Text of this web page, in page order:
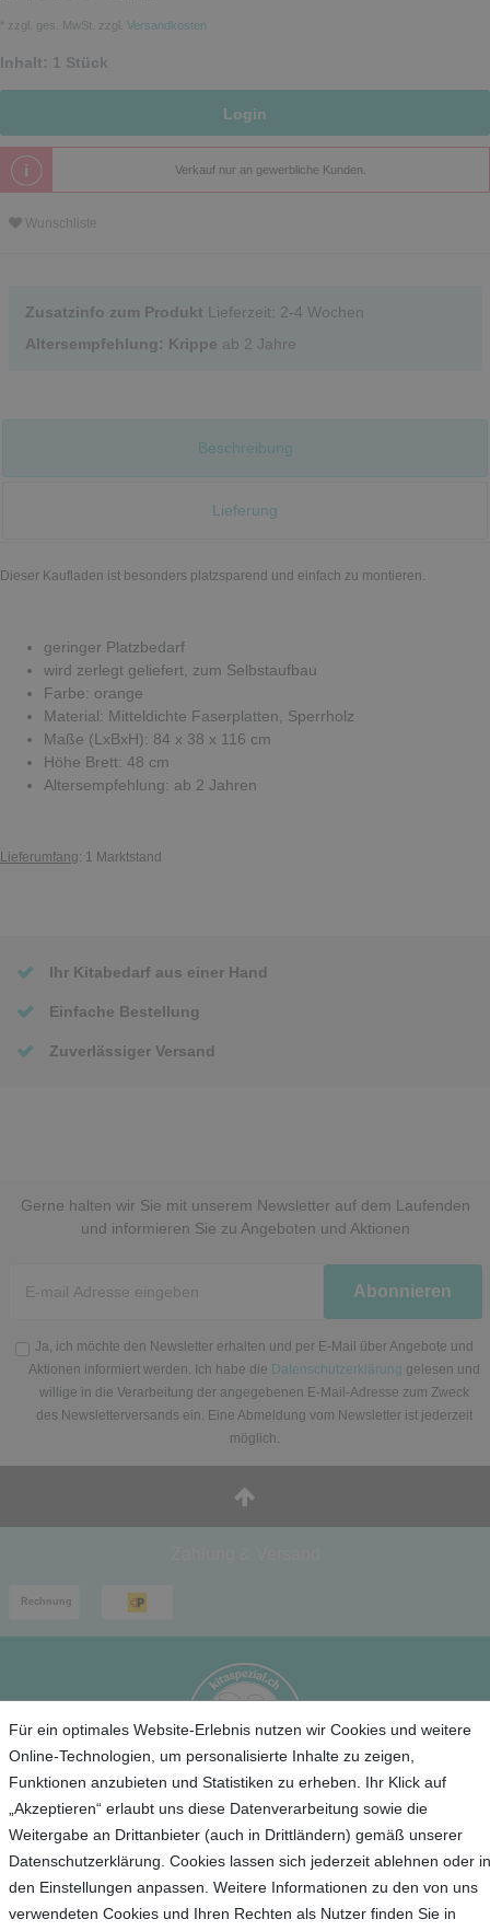
* zzgl. ges. MwSt. zzgl. Versandkosten
Inhalt: 1 Stück
Login
Verkauf nur an gewerbliche Kunden.
Wunschliste
Zusatzinfo zum Produkt Lieferzeit: 2-4 Wochen
Altersempfehlung: Krippe ab 2 Jahre
Beschreibung
Lieferung
Dieser Kaufladen ist besonders platzsparend und einfach zu montieren.
geringer Platzbedarf
wird zerlegt geliefert, zum Selbstaufbau
Farbe: orange
Material: Mitteldichte Faserplatten, Sperrholz
Maße (LxBxH): 84 x 38 x 116 cm
Höhe Brett: 48 cm
Altersempfehlung: ab 2 Jahren
Lieferumfang: 1 Marktstand
Ihr Kitabedarf aus einer Hand
Einfache Bestellung
Zuverlässiger Versand
Gerne halten wir Sie mit unserem Newsletter auf dem Laufenden
und informieren Sie zu Angeboten und Aktionen
Honig
Abonnieren
Ja, ich möchte den Newsletter erhalten und per E-Mail über Angebote und
Aktionen informiert werden. Ich habe die Datenschutzerklärung gelesen und
willige in die Verarbeitung der angegebenen E-Mail-Adresse zum Zweck
des Newsletterversands ein. Eine Abmeldung vom Newsletter ist jederzeit
möglich.
Für ein optimales Website-Erlebnis nutzen wir Cookies und weitere
Online-Technologien, um personalisierte Inhalte zu zeigen,
Funktionen anzubieten und Statistiken zu erheben. Ihr Klick auf
„Akzeptieren“ erlaubt uns diese Datenverarbeitung sowie die
Weitergabe an Drittanbieter (auch in Drittländern) gemäß unserer
Datenschutzerklärung. Cookies lassen sich jederzeit ablehnen oder in
den Einstellungen anpassen. Weitere Informationen zu den von uns
verwendeten Cookies und Ihren Rechten als Nutzer finden Sie in
Service
Unternehmen